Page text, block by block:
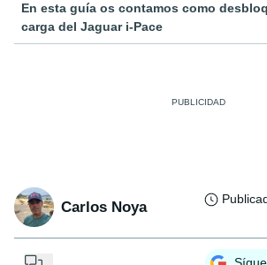
En esta guía os contamos como
carga del Jaguar i-Pace
Carlos Noya